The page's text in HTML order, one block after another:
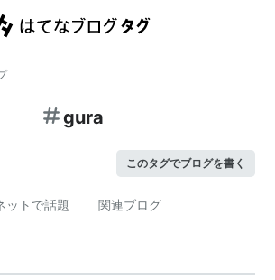
gura
このタグでブログを書く
ットで話題 関連ブログ